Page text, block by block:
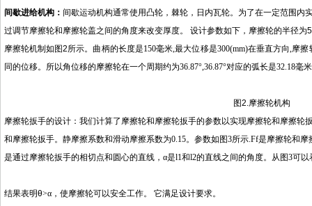
间歇进给机构： 间歇运动机构通常使用凸轮，棘轮，日内瓦轮。为了在一定范围内
过调节摩擦轮和摩擦轮盖之间的角度来改变厚度。
设计参数如下，摩擦轮的半径为
摩擦轮机制如图2所示。曲柄的长度是150毫米,最大位移是300(mm)在垂直方向,摩擦
同的位移。所以角位移的摩擦轮在一个周期约为36.87°,36.87°对应的弧长是32.18毫
图2.摩擦轮机构
摩擦轮扳手的设计： 我们计算了摩擦轮和摩擦轮扳手的参数以实现摩擦轮和摩擦轮
和摩擦轮扳手。静摩擦系数和滑动摩擦系数为0.15。参数如图3所示.Ff是摩擦轮和摩
是通过摩擦轮扳手的相切点和圆心的直线，α是l1和l2的直线之间的角度。从图3可以
结果表明θ>α，使摩擦轮可以安全工作。 它满足设计要求。